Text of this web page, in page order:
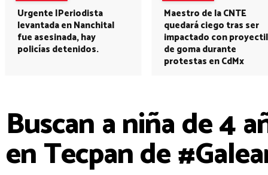
Urgente |Periodista
levantada en Nanchital
fue asesinada, hay
policías detenidos.
Maestro de la CNTE
quedará ciego tras ser
impactado con proyectil
de goma durante
protestas en CdMx
Buscan a niña de 4
en Tecpan de